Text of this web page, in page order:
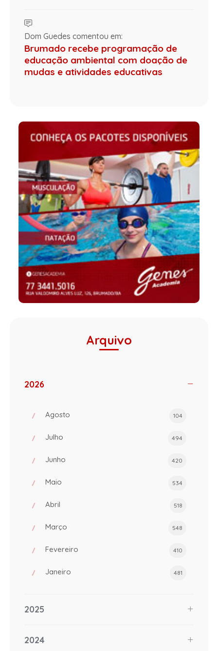
Dom Guedes comentou em:
Brumado recebe programação de
educação ambiental com doação de
mudas e atividades educativas
Arquivo
2026
Agosto 104
Julho 494
Junho 420
Maio 534
Abril 518
Março 548
Fevereiro 410
Janeiro 481
2025
2024